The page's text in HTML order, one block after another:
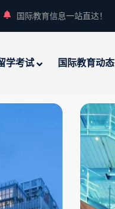
国际教育信息一站直达！
学考试 国际教育动态